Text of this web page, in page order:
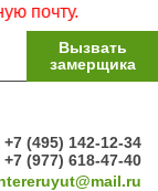
Вызвать
замерщика
+7 (495) 142-12-34
+7 (977) 618-47-40